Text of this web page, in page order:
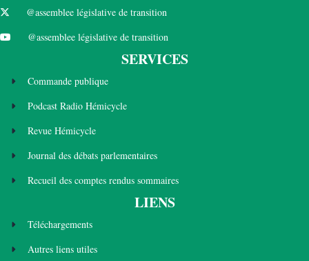
@assemblee législative de transition
@assemblee législative de transition
SERVICES
Commande publique
Podcast Radio Hémicycle
Revue Hémicycle
Journal des débats parlementaires
Recueil des comptes rendus sommaires
LIENS
Téléchargements
Autres liens utiles